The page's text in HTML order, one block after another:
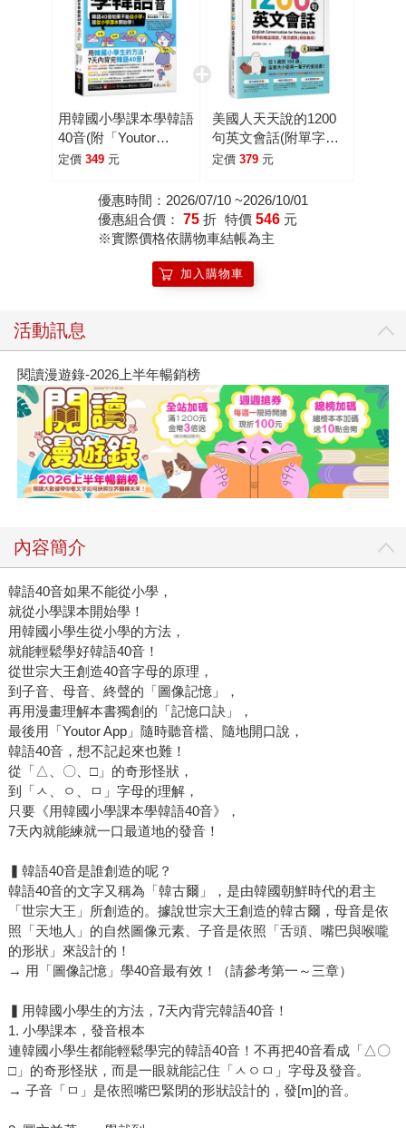
用韓國小學課本學韓語
40音(附「Youtor
App」內含VRP虛擬點
定價 349 元
美國人天天說的1200
句英文會話(附單字朗
讀MP3光碟＋QR
圖)
定價 379 元
優惠時間：2026/07/10 ~2026/10/01
優惠組合價： 75 折 特價 546 元
※實際價格依購物車結帳為主
加入購物車
活動訊息
閱讀漫遊錄-2026上半年暢銷榜
內容簡介
韓語40音如果不能從小學，
就從小學課本開始學！
用韓國小學生從小學的方法，
就能輕鬆學好韓語40音！
從世宗大王創造40音字母的原理，
到子音、母音、終聲的「圖像記憶」，
再用漫畫理解本書獨創的「記憶口訣」，
最後用「Youtor App」隨時聽音檔、隨地開口說，
韓語40音，想不記起來也難！
從「△、〇、□」的奇形怪狀，
到「ㅅ、ㅇ、ㅁ」字母的理解，
只要《用韓國小學課本學韓語40音》，
7天內就能練就一口最道地的發音！
▍韓語40音是誰創造的呢？
韓語40音的文字又稱為「韓古爾」，是由韓國朝鮮時代的君主
「世宗大王」所創造的。據說世宗大王創造的韓古爾，母音是依
照「天地人」的自然圖像元素、子音是依照「舌頭、嘴巴與喉嚨
的形狀」來設計的！
→ 用「圖像記憶」學40音最有效！（請參考第一～三章）
▍用韓國小學生的方法，7天內背完韓語40音！
1. 小學課本，發音根本
連韓國小學生都能輕鬆學完的韓語40音！不再把40音看成「△〇
□」的奇形怪狀，而是一眼就能記住「ㅅㅇㅁ」字母及發音。
→ 子音「ㅁ」是依照嘴巴緊閉的形狀設計的，發[m]的音。